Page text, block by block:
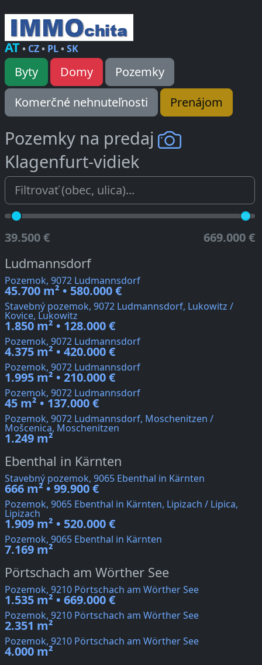
AT• CZ• PL•SK
Byty Domy
Pozemky
Komerčné nehnuteľnosti
Prenájom
Pozemky na predaj
Klagenfurt-vidiek
39.500 € 669.000 €
Ludmannsdorf
Pozemok, 9072 Ludmannsdorf
45.700 m² • 580.000 €
Stavebný pozemok, 9072 Ludmannsdorf, Lukowitz /
Kovice, Lukowitz
1.850 m² • 128.000 €
Pozemok, 9072 Ludmannsdorf
4.375 m² • 420.000 €
Pozemok, 9072 Ludmannsdorf
1.995 m² • 210.000 €
Pozemok, 9072 Ludmannsdorf
45 m² • 137.000 €
Pozemok, 9072 Ludmannsdorf, Moschenitzen /
Mošcenica, Moschenitzen
1.249 m²
Ebenthal in Kärnten
Stavebný pozemok, 9065 Ebenthal in Kärnten
666 m² • 99.900 €
Pozemok, 9065 Ebenthal in Kärnten, Lipizach / Lipica,
Lipizach
1.909 m² • 520.000 €
Pozemok, 9065 Ebenthal in Kärnten
7.169 m²
Pörtschach am Wörther See
Pozemok, 9210 Pörtschach am Wörther See
1.535 m² • 669.000 €
Pozemok, 9210 Pörtschach am Wörther See
2.351 m²
Pozemok, 9210 Pörtschach am Wörther See
4.000 m²